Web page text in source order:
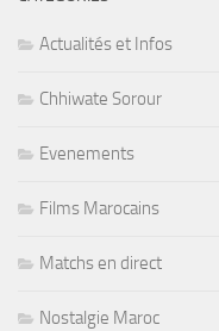
Actualités et Infos
Chhiwate Sorour
Evenements
Films Marocains
Matchs en direct
Nostalgie Maroc